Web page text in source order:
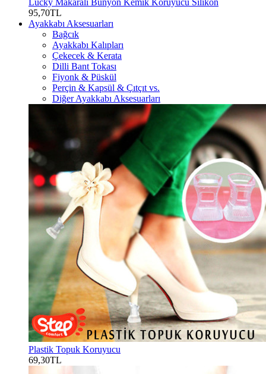
Lucky Makaralı Bunyon Kemik Koruyucu Silikon
95,70TL
Ayakkabı Aksesuarları
Bağcık
Ayakkabı Kalıpları
Çekecek & Kerata
Dilli Bant Tokası
Fiyonk & Püskül
Perçin & Kapsül & Çıtçıt vs.
Diğer Ayakkabı Aksesuarları
Plastik Topuk Koruyucu
69,30TL